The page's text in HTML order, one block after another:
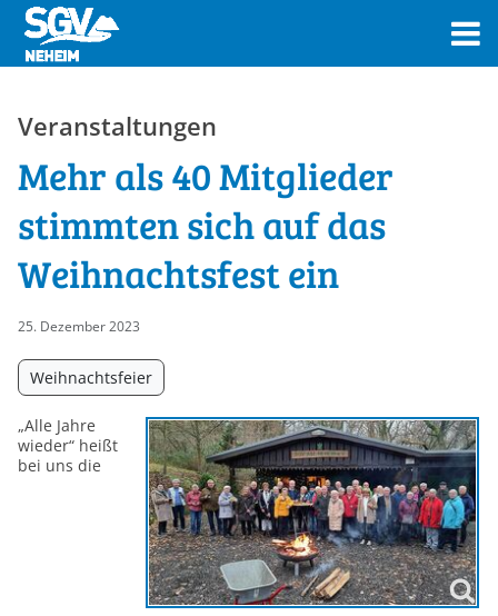
Veranstaltungen
Mehr als 40 Mitglieder
stimmten sich auf das
Weihnachtsfest ein
25. Dezember 2023
Weihnachtsfeier
„Alle Jahre
wieder“ heißt
bei uns die